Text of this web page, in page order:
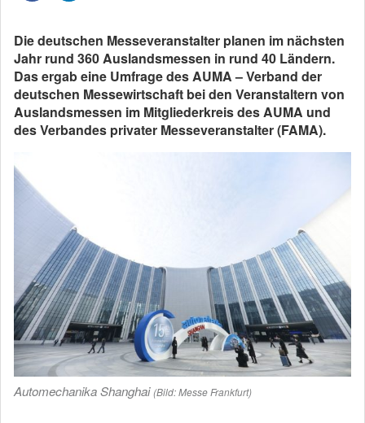
Die deutschen Messeveranstalter planen im nächsten
Jahr rund 360 Auslandsmessen in rund 40 Ländern.
Das ergab eine Umfrage des AUMA – Verband der
deutschen Messewirtschaft bei den Veranstaltern von
Auslandsmessen im Mitgliederkreis des AUMA und
des Verbandes privater Messeveranstalter (FAMA).
Automechanika Shanghai (Bild: Messe Frankfurt)